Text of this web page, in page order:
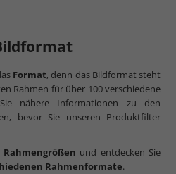
Format, denn das Bildformat steht
Rahmen für über 100 verschiedene
nähere Informationen zu den
bevor Sie unseren Produktfilter
Rahmengrößen und entdecken Sie
Rahmenformate.